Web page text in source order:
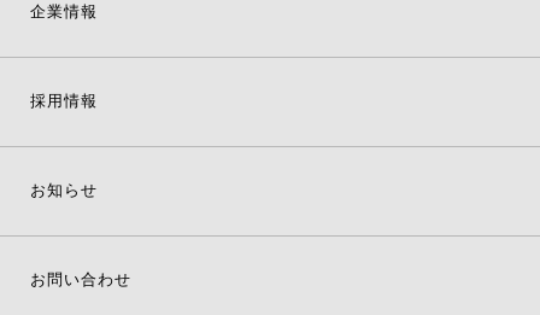
企業情報
採用情報
お知らせ
お問い合わせ